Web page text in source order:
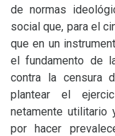
de normas
social que, para el
que en un
el fundamento de
contra la censura
plantear el
netamente utilitario
por hacer